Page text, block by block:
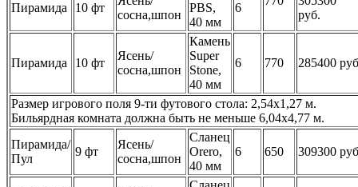
Пирамида 10 фт
сосна,шпон
PBS,
40 мм
6
руб.
Пирамида 10 фт
Ясень/
сосна,шпон
Камень
Super
Stone,
40 мм
6 770 285400
Размер игрового поля 9-ти футового стола: 2,54х1,27 м.
Бильярдная комната должна быть не меньше 6,04х4,77 м.
Пирамида/
Пул
9 фт
Ясень/
сосна,шпон
Сланец
Orero,
40 мм
6 650 309300